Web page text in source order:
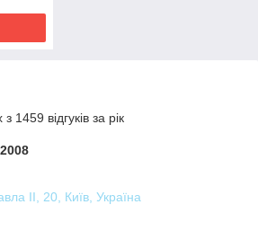
1459 відгуків за рік
ІІ, 20, Київ, Україна